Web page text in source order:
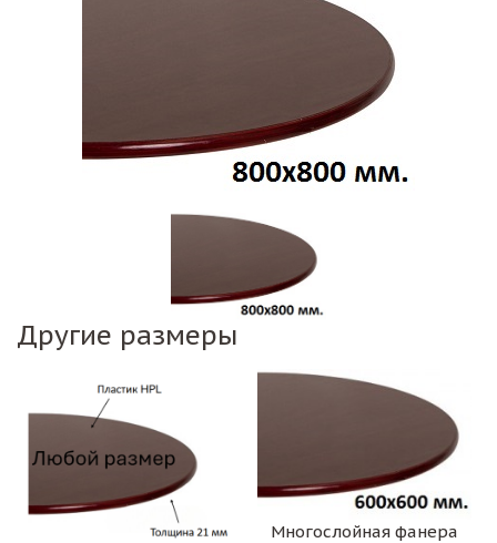
Другие размеры
Многослойная фанера